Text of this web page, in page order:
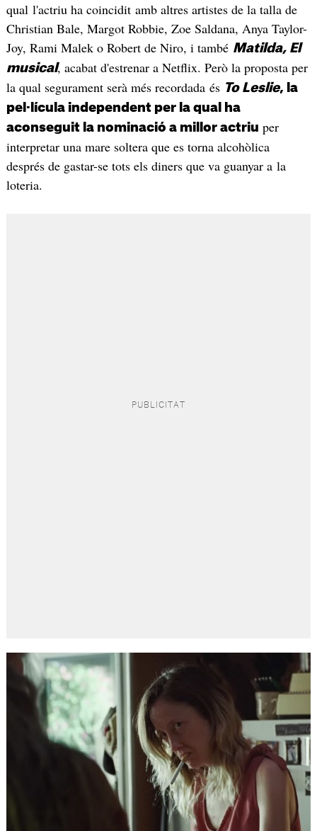
qual l'actriu ha coincidit amb altres artistes de la talla de
Christian Bale, Margot Robbie, Zoe Saldana, Anya Taylor-
Joy, Rami Malek o Robert de Niro, i també Matilda, El
musical, acabat d'estrenar a Netflix. Però la proposta per
la qual segurament serà més recordada és To Leslie, la
pel·lícula independent per la qual ha
aconseguit la nominació a millor actriu per
interpretar una mare soltera que es torna alcohòlica
després de gastar-se tots els diners que va guanyar a la
loteria. ​